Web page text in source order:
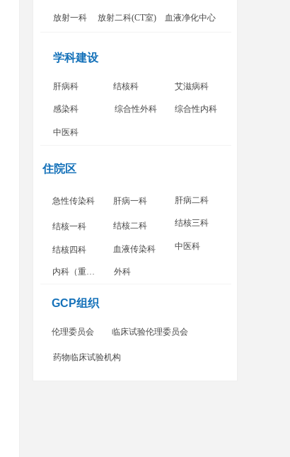
放射一科 放射二科(CT室) 血液净化中心
肝病科
学科建设
结核科 艾滋病科
感染科 综合性外科 综合性内科
中医科
住院区
肝病一科 肝病二科
结核一科 结核二科 结核三科
结核四科 血液传染科 中医科
内科（重症监护病房） 外科
伦理委员会
GCP组织
临床试验伦理委员会
药物临床试验机构
急性传染科